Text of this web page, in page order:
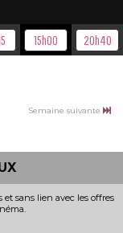
15h00 20h40
Semaine suivante
sans lien avec les offres